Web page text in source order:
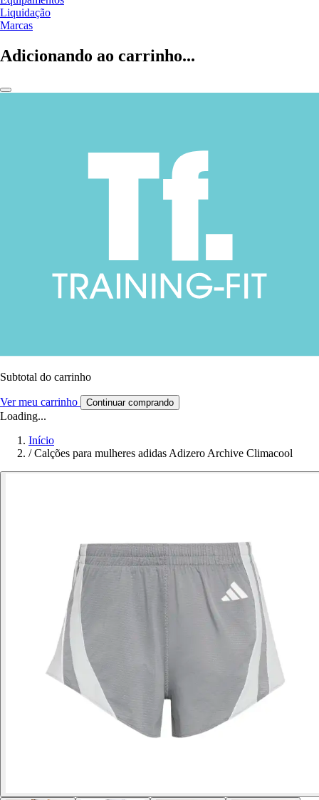
Liquidação
Marcas
Adicionando ao carrinho...
Subtotal do carrinho
Ver meu carrinho Continuar comprando
Loading...
Início
/ Calções para mulheres adidas Adizero Archive Climacool